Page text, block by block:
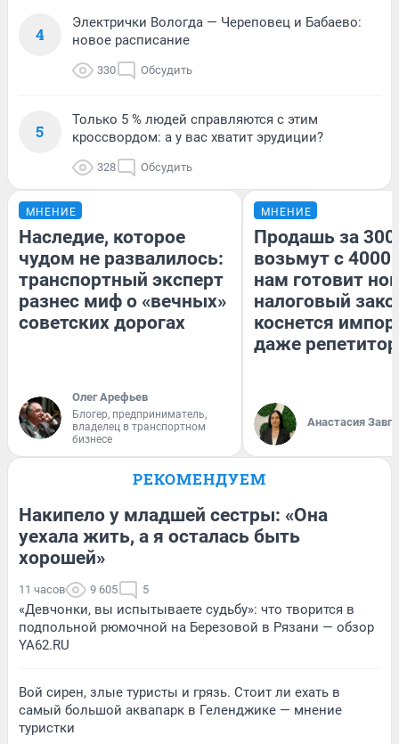
4
Электрички Вологда — Череповец и Бабаево:
новое расписание
330 Обсудить
5
Только 5 % людей справляются с этим
кроссвордом: а у вас хватит эрудиции?
328 Обсудить
МНЕНИЕ
Наследие, которое
чудом не развалилось:
транспортный эксперт
разнес миф о «вечных»
советских дорогах
Олег Арефьев
Блогер, предприниматель,
владелец в транспортном
бизнесе
МНЕНИЕ
Продашь за
возьмут с
нам готовит
налоговый
коснется
даже
Анастасия
РЕКОМЕНДУЕМ
Накипело у младшей сестры: «Она
уехала жить, а я осталась быть
хорошей»
11 часов 9 605 5
«Девчонки, вы испытываете судьбу»: что творится в
подпольной рюмочной на Березовой в Рязани — обзор
YA62.RU
Вой сирен, злые туристы и грязь. Стоит ли ехать в
самый большой аквапарк в Геленджике — мнение
туристки